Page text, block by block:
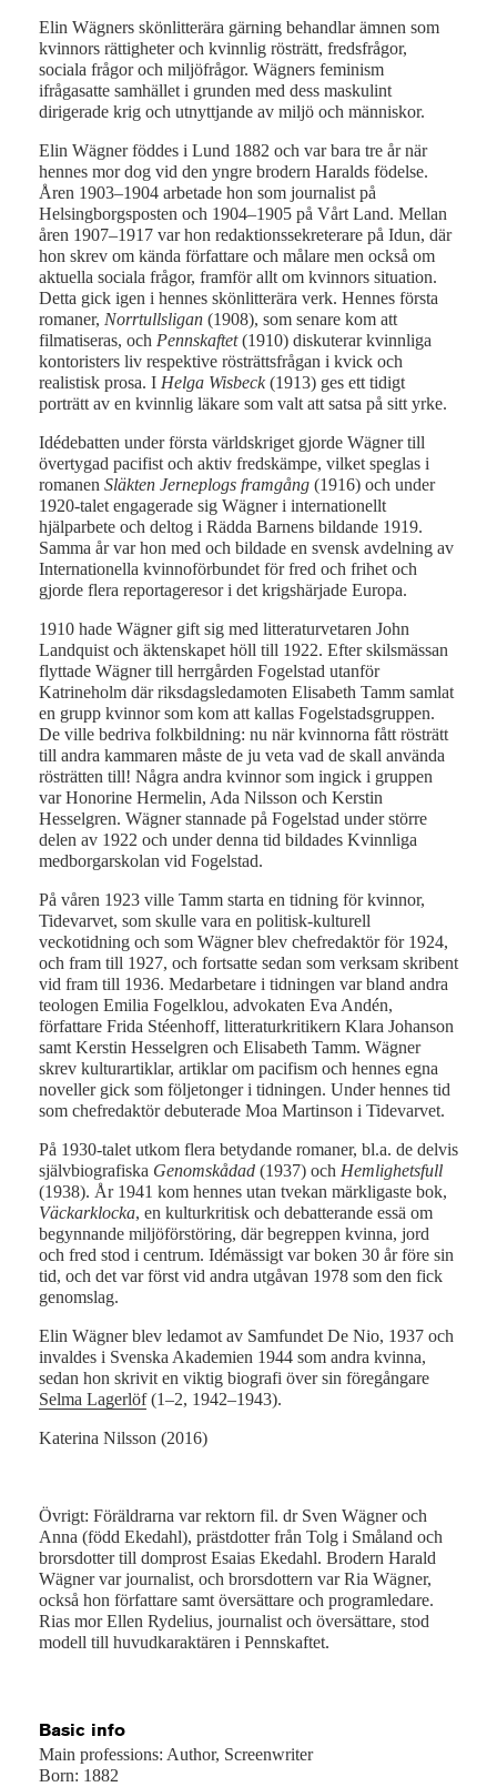
Elin Wägners skönlitterära gärning behandlar ämnen som
kvinnors rättigheter och kvinnlig rösträtt, fredsfrågor,
sociala frågor och miljöfrågor. Wägners feminism
ifrågasatte samhället i grunden med dess maskulint
dirigerade krig och utnyttjande av miljö och människor.
Elin Wägner föddes i Lund 1882 och var bara tre år när
hennes mor dog vid den yngre brodern Haralds födelse.
Åren 1903–1904 arbetade hon som journalist på
Helsingborgsposten och 1904–1905 på Vårt Land. Mellan
åren 1907–1917 var hon redaktionssekreterare på Idun, där
hon skrev om kända författare och målare men också om
aktuella sociala frågor, framför allt om kvinnors situation.
Detta gick igen i hennes skönlitterära verk. Hennes första
romaner, Norrtullsligan (1908), som senare kom att
filmatiseras, och Pennskaftet(1910) diskuterar kvinnliga
kontoristers liv respektive rösträttsfrågan i kvick och
realistisk prosa. I Helga Wisbeck(1913) ges ett tidigt
porträtt av en kvinnlig läkare som valt att satsa på sitt yrke.
Idédebatten under första världskriget gjorde Wägner till
övertygad pacifist och aktiv fredskämpe, vilket speglas i
romanen Släkten Jerneplogs framgång (1916) och under
1920-talet engagerade sig Wägner i internationellt
hjälparbete och deltog i Rädda Barnens bildande 1919.
Samma år var hon med och bildade en svensk avdelning av
Internationella kvinnoförbundet för fred och frihet och
gjorde flera reportageresor i det krigshärjade Europa.
1910 hade Wägner gift sig med litteraturvetaren John
Landquist och äktenskapet höll till 1922. Efter skilsmässan
flyttade Wägner till herrgården Fogelstad utanför
Katrineholm där riksdagsledamoten Elisabeth Tamm samlat
en grupp kvinnor som kom att kallas Fogelstadsgruppen.
De ville bedriva folkbildning: nu när kvinnorna fått rösträtt
till andra kammaren måste de ju veta vad de skall använda
rösträtten till! Några andra kvinnor som ingick i gruppen
var Honorine Hermelin, Ada Nilsson och Kerstin
Hesselgren. Wägner stannade på Fogelstad under större
delen av 1922 och under denna tid bildades Kvinnliga
medborgarskolan vid Fogelstad.
På våren 1923 ville Tamm starta en tidning för kvinnor,
Tidevarvet, som skulle vara en politisk-kulturell
veckotidning och som Wägner blev chefredaktör för 1924,
och fram till 1927, och fortsatte sedan som verksam skribent
vid fram till 1936. Medarbetare i tidningen var bland andra
teologen Emilia Fogelklou, advokaten Eva Andén,
författare Frida Stéenhoff, litteraturkritikern Klara Johanson
samt Kerstin Hesselgren och Elisabeth Tamm. Wägner
skrev kulturartiklar, artiklar om pacifism och hennes egna
noveller gick som följetonger i tidningen. Under hennes tid
som chefredaktör debuterade Moa Martinson i Tidevarvet.
På 1930-talet utkom flera betydande romaner, bl.a. de delvis
självbiografiska Genomskådad (1937) och Hemlighetsfull
(1938). År 1941 kom hennes utan tvekan märkligaste bok,
Väckarklocka, en kulturkritisk och debatterande essä om
begynnande miljöförstöring, där begreppen kvinna, jord
och fred stod i centrum. Idémässigt var boken 30 år före sin
tid, och det var först vid andra utgåvan 1978 som den fick
genomslag.
Elin Wägner blev ledamot av Samfundet De Nio, 1937 och
invaldes i Svenska Akademien 1944 som andra kvinna,
sedan hon skrivit en viktig biografi över sin föregångare
Selma Lagerlöf(1–2, 1942–1943).
Katerina Nilsson (2016)
Övrigt: Föräldrarna var rektorn fil. dr Sven Wägner och
Anna (född Ekedahl), prästdotter från Tolg i Småland och
brorsdotter till domprost Esaias Ekedahl. Brodern Harald
Wägner var journalist, och brorsdottern var Ria Wägner,
också hon författare samt översättare och programledare.
Rias mor Ellen Rydelius, journalist och översättare, stod
modell till huvudkaraktären i Pennskaftet.
Basic info
Main professions: Author, Screenwriter
Born: 1882